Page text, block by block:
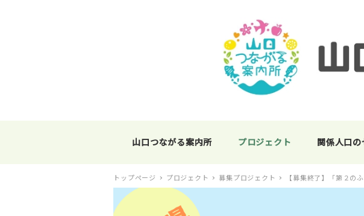
山口つながる案内所 プロジェクト 関係人口の
トップページ プロジェクト 募集プロジェクト 【募集終了】「第２の